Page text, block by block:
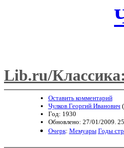
Lib.ru/Классика:
Оставить комментарий
Чулков Георгий Иванович (
Год: 1930
Обновлено: 27/01/2009.
Очерк: Мемуары Годы